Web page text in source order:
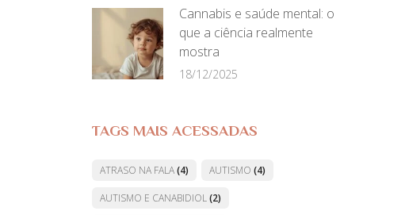
Cannabis e saúde mental: o
que a ciência realmente
mostra
18/12/2025
TAGS MAIS ACESSADAS
ATRASO NA FALA(4) AUTISMO (4)
AUTISMO E CANABIDIOL(2)